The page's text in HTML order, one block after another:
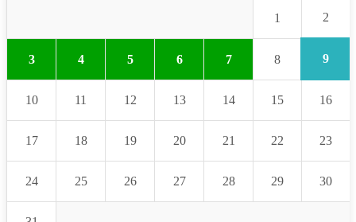
1 2
3 4 5 6 7 8 9
10 11 12 13 14 15 16
17 18 19 20 21 22 23
24 25 26 27 28 29 30